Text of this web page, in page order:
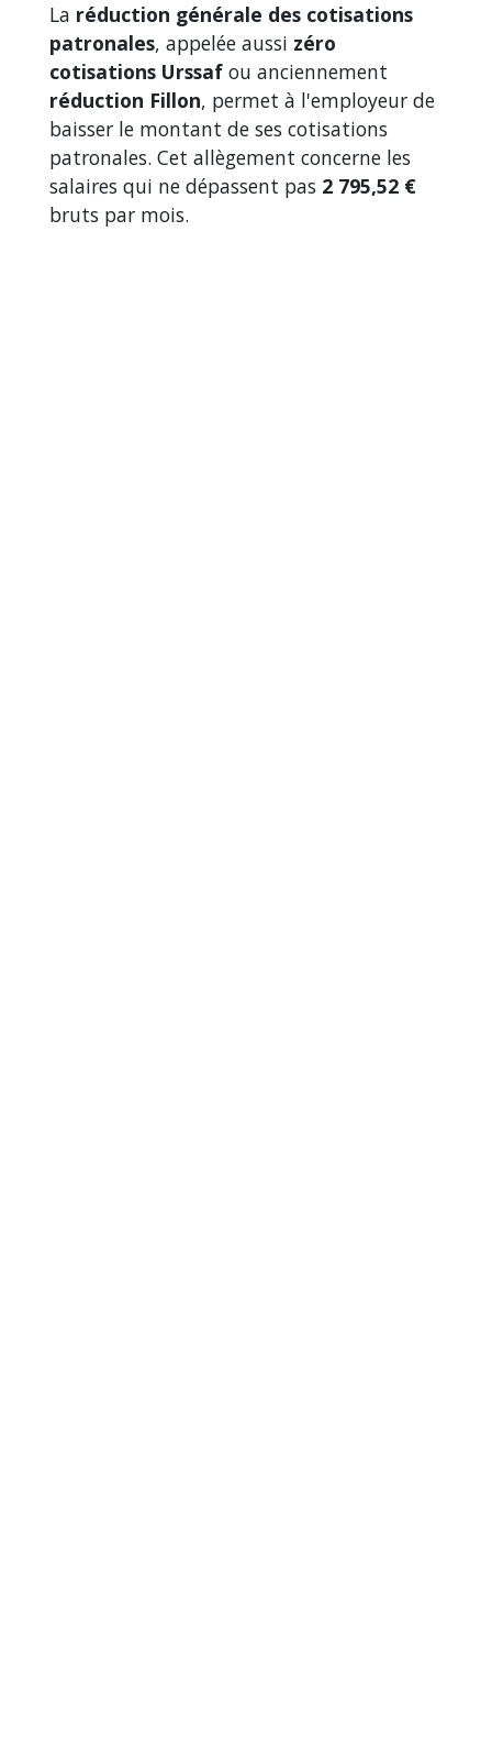
La réduction générale des cotisations
patronales, appelée aussi zéro
cotisations Urssaf ou anciennement
réduction Fillon, permet à l'employeur de
baisser le montant de ses cotisations
patronales. Cet allègement concerne les
salaires qui ne dépassent pas 2 795,52 €
bruts par mois.